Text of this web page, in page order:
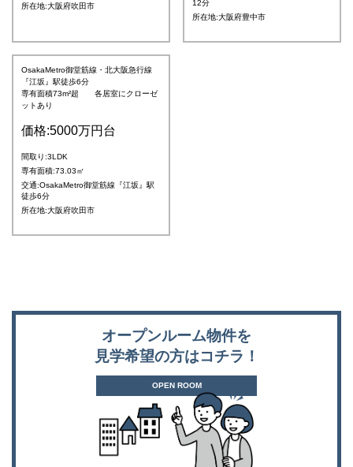
所在地:大阪府吹田市
12分
所在地:大阪府豊中市
OsakaMetro御堂筋線・北大阪急行線
『江坂』駅徒歩6分
専有面積73m²超 各居室にクローゼ
ットあり
価格:5000万円台
間取り:3LDK
専有面積:73.03㎡
交通:OsakaMetro御堂筋線『江坂』駅
徒歩6分
所在地:大阪府吹田市
オープンルーム物件を
見学希望の方はコチラ！
OPEN ROOM